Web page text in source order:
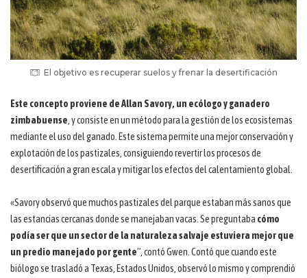
El objetivo es recuperar suelos y frenar la desertificación
Este concepto proviene de Allan Savory, un ecólogo y ganadero
zimbabuense , y consiste en un método para la gestión de los ecosistemas
mediante el uso del ganado. Este sistema permite una mejor conservación y
explotación de los pastizales, consiguiendo revertir los procesos de
desertificación a gran escala y mitigar los efectos del calentamiento global.
«Savory observó que muchos pastizales del parque estaban más sanos que
las estancias cercanas donde se manejaban vacas. Se preguntaba cómo
podía ser que un sector de la naturaleza salvaje estuviera mejor que
un predio manejado por gente”, contó Gwen. Contó que cuando este
biólogo se trasladó a Texas, Estados Unidos, observó lo mismo y comprendió